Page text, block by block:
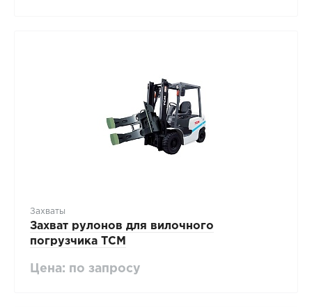
Захваты
Захват рулонов для вилочного
погрузчика TCM
Цена: по запросу